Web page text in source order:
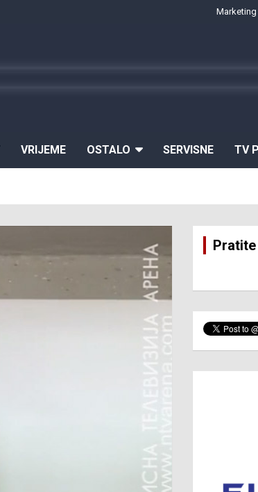
Marketing
VRIJEME OSTALO SERVISNE TV